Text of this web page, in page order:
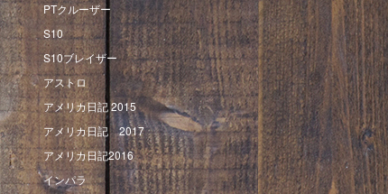
PTクルーザー
S10
S10ブレイザー
アストロ
アメリカ日記 2015
アメリカ日記 2017
アメリカ日記2016
インパラ